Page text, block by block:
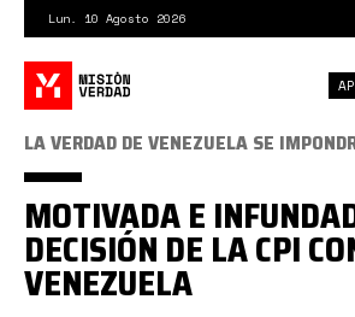
contenido
principal
Lun. 10 Agosto 2026
LA VERDAD DE VENEZUELA SE
MOTIVADA E
DECISIÓN DE LA CPI
VENEZUELA